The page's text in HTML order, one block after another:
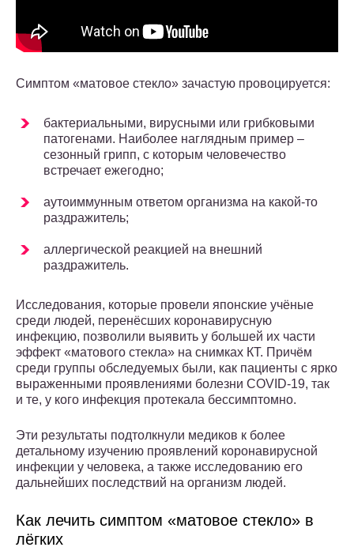
Симптом «матовое стекло» зачастую провоцируется:
бактериальными, вирусными или грибковыми
патогенами. Наиболее наглядным пример –
сезонный грипп, с которым человечество
встречает ежегодно;
аутоиммунным ответом организма на какой-то
раздражитель;
аллергической реакцией на внешний
раздражитель.
Исследования, которые провели японские учёные
среди людей, перенёсших коронавирусную
инфекцию, позволили выявить у большей их части
эффект «матового стекла» на снимках КТ. Причём
среди группы обследуемых были, как пациенты с ярко
выраженными проявлениями болезни COVID-19, так
и те, у кого инфекция протекала бессимптомно.
Эти результаты подтолкнули медиков к более
детальному изучению проявлений коронавирусной
инфекции у человека, а также исследованию его
дальнейших последствий на организм людей.
Как лечить симптом «матовое стекло» в
лёгких